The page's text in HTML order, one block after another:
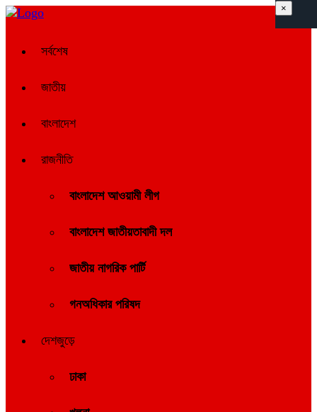
সর্বশেষ
জাতীয়
বাংলাদেশ
রাজনীতি
বাংলাদেশ আওয়ামী লীগ
বাংলাদেশ জাতীয়তাবাদী দল
জাতীয় নাগরিক পার্টি
গনঅধিকার পরিষদ
দেশজুড়ে
ঢাকা
×